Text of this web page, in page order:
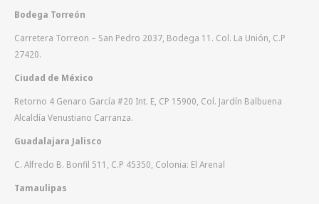
Bodega Torreón
Carretera Torreon – San Pedro 2037, Bodega 11. Col. La Unión, C.P
27420.
Ciudad de México
Retorno 4 Genaro García #20 Int. E, CP 15900, Col. Jardín Balbuena
Alcaldía Venustiano Carranza.
Guadalajara Jalisco
C. Alfredo B. Bonfil 511, C.P 45350, Colonia: El Arenal
Tamaulipas